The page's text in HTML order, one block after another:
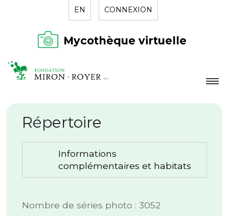
EN CONNEXION
Mycothèque virtuelle
LA FONDATION
NOUVELLES
RÉPERTOIRE
Répertoire
Informations
complémentaires et habitats
Nombre de séries photo : 3052